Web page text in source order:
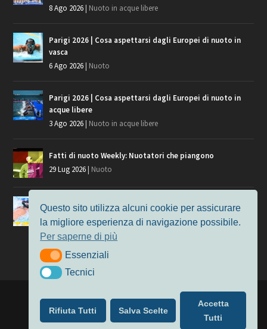
8 Ago 2026| Nuoto in acque libere
Parigi 2026 | Cosa aspettarsi dagli Europei di nuoto in
vasca
6 Ago 2026| Nuoto
Parigi 2026 | Cosa aspettarsi dagli Europei di nuoto in
acque libere
3 Ago 2026| Nuoto in acque libere
Fatti di nuoto Weekly: Nuotatori che piangono
29 Lug 2026| Nuoto
Giochi del Mediterraneo, i convocati del nuoto per
9 Lug 2026
Nuoto
| Alimentato da
Nuoto
MasterS Podcast Il Nuoto in Cifre
Privacy & Cookie Policy
Questo sito utilizza alcuni cookie per assicurare
la migliore esperienza di navigazione possibile.
Per saperne di più
EssenzialiEssenziali
TecniciTecnici
Rifiuta Tutti Salva Scelte
Accetta
Tutti